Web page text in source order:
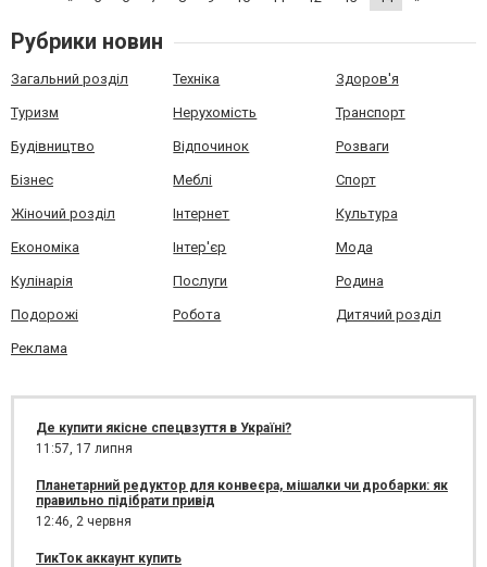
Рубрики новин
Загальний розділ Техніка Здоров'я
Туризм Нерухомість Транспорт
Будівництво Відпочинок Розваги
Бізнес Меблі Спорт
Жіночий розділ Інтернет Культура
Економіка Інтер'єр Мода
Кулінарія Послуги Родина
Подорожі Робота Дитячий розділ
Реклама
Де купити якісне спецвзуття в Україні?
11:57, 17 липня
Планетарний редуктор для конвеєра, мішалки чи дробарки: як
правильно підібрати привід
12:46, 2 червня
ТикТок аккаунт купить